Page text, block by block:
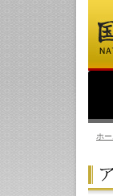
館
事
公
業
ホ